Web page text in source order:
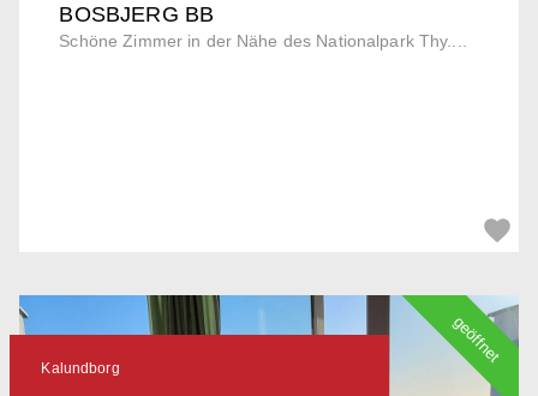
BOSBJERG BB
Schöne Zimmer in der Nähe des Nationalpark Thy....
Kalundborg
geöffnet